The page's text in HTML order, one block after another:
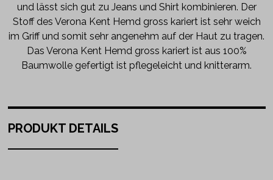
und lässt sich gut zu Jeans und Shirt kombinieren. Der
Stoff des Verona Kent Hemd gross kariert ist sehr weich
im Griff und somit sehr angenehm auf der Haut zu tragen.
Das Verona Kent Hemd gross kariert ist aus 100%
Baumwolle gefertigt ist pflegeleicht und knitterarm.
PRODUKT DETAILS